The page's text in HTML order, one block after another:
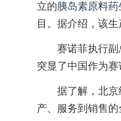
立的胰岛素原料药
目。据介绍，该
赛诺菲执行副总
突显了中国作为
据了解，北京经
产、服务到销售的